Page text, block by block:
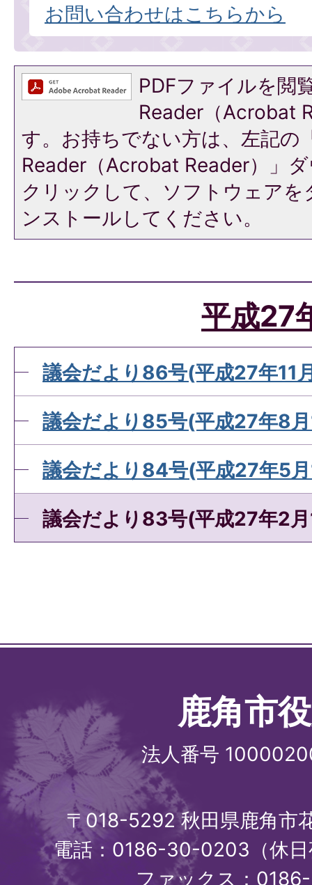
お問い合わせはこちらから
PDFファイルを閲
Reader（Acrobat
す。お持ちでない方は、左記の
Reader（Acrobat Reader）」
クリックして、ソフトウェア
ンストールしてください。
平成27
議会だより86号(平成27年11
議会だより85号(平成27年8
議会だより84号(平成27年5
議会だより83号(平成27年2
鹿角市
法人番号
〒018-5292 秋田県鹿角市
電話：0186-30-0203（休
ファックス：